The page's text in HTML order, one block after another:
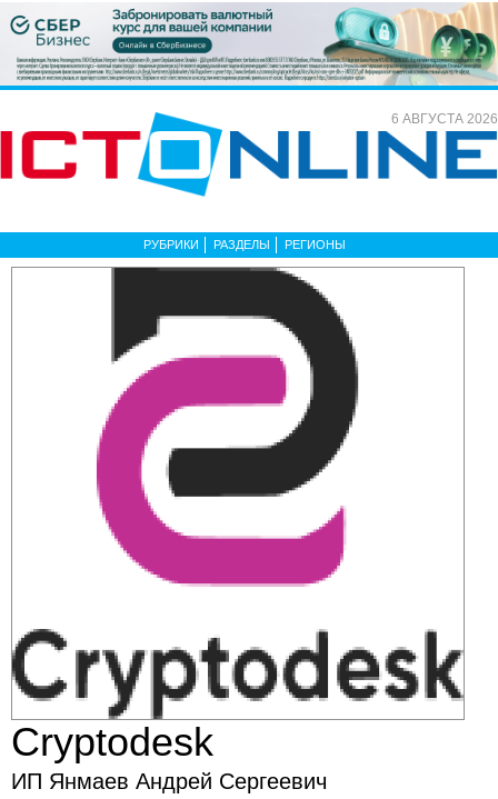
6 АВГУСТА 2026
РУБРИКИ РАЗДЕЛЫ РЕГИОНЫ
Cryptodesk
ИП Янмаев Андрей Сергеевич